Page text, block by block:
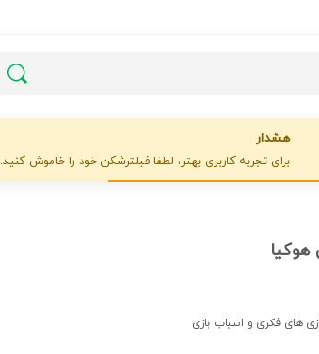
هوکیا
های فکری و اسباب بازی
هشدار
برای تجربه کاربری بهتر، لطفا فیلترشکن خود را خاموش کنید.